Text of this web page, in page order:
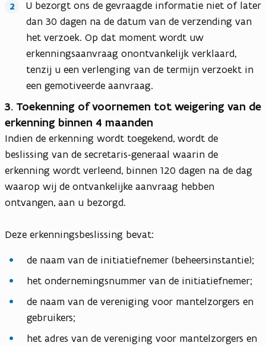
U bezorgt ons de gevraagde informatie niet of later
dan 30 dagen na de datum van de verzending van
het verzoek. Op dat moment wordt uw
erkenningsaanvraag onontvankelijk verklaard,
tenzij u een verlenging van de termijn verzoekt in
een gemotiveerde aanvraag.
3. Toekenning of voornemen tot weigering van de
erkenning binnen 4 maanden
Indien de erkenning wordt toegekend, wordt de
beslissing van de secretaris-generaal waarin de
erkenning wordt verleend, binnen 120 dagen na de dag
waarop wij de ontvankelijke aanvraag hebben
ontvangen, aan u bezorgd.
Deze erkenningsbeslissing bevat:
de naam van de initiatiefnemer (beheersinstantie);
het ondernemingsnummer van de initiatiefnemer;
de naam van de vereniging voor mantelzorgers en
gebruikers;
het adres van de vereniging voor mantelzorgers en